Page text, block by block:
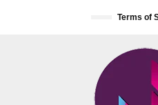
Terms of